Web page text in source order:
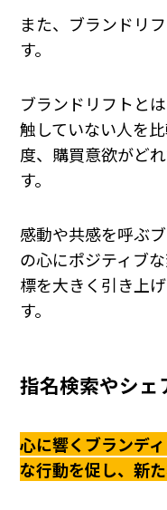
また、ブランドリ
す。
ブランドリフトと
触していない人を
度、購買意欲がど
す。
感動や共感を呼ぶ
の心にポジティブ
標を大きく引き上
す。
指名検索やシェ
心に響くブランデ
な行動を促し、新